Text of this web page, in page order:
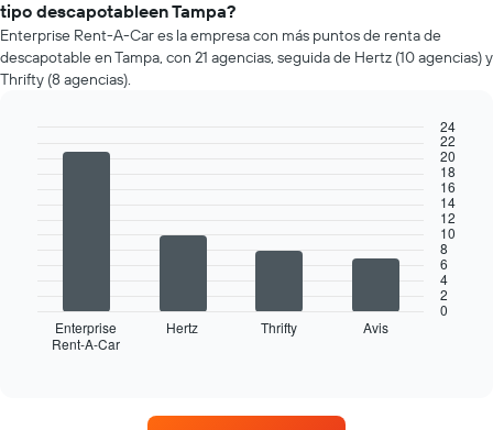
auto
de
renta
por
gráfico
meses
tipo descapotableen Tampa?
Enterprise Rent-A-Car es la empresa con más puntos de renta de
descapotable en Tampa, con 21 agencias, seguida de Hertz (10 agencias) y
Thrifty (8 agencias).
gráfico
muestra
Enterprise
Rent-A-Car
Hertz Thrifty Avis
0
2
4
6
8
10
12
14
16
18
20
22
24